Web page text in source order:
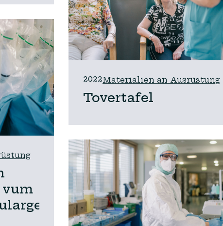
2022Materialien an Ausrüstung
Tovertafel